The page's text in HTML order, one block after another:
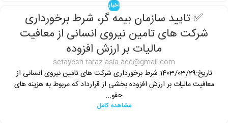
اخبار
✅ تایید سازمان بیمه گر، شرط برخورداری
شرکت های تامین نیروی انسانی از معافیت
مالیات بر ارزش افزوده
setayesh.taraz.asia.acc@gmail.com
تاریخ:1403/03/29 شرط برخورداری شرکت های تامین نیروی انسانی از
معافیت مالیات بر ارزش افزوده بخشی از قرارداد که مربوط به هزینه های
حقو...
مشاهده کامل